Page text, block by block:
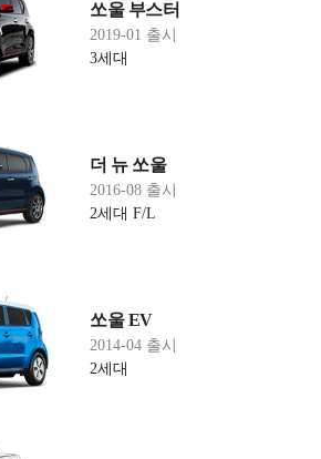
쏘울 부스터
2019-01 출시
3세대
더 뉴 쏘울
2016-08 출시
2세대 F/L
쏘울 EV
2014-04 출시
2세대